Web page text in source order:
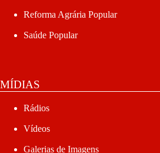
Reforma Agrária Popular
Saúde Popular
MÍDIAS
Rádios
Vídeos
Galerias de Imagens